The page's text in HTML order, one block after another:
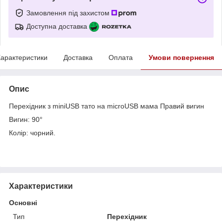
Замовлення під захистом
Доступна доставка
Доставка Оплата Умови повернення
Опис
Перехідник з miniUSB тато на microUSB мама Правий вигин
Вигин: 90°
Колір: чорний.
Характеристики
Основні
Тип
Перехідник